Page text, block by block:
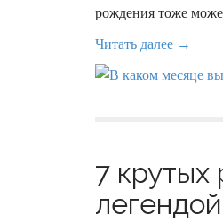
рождения тоже
Читать далее →
7